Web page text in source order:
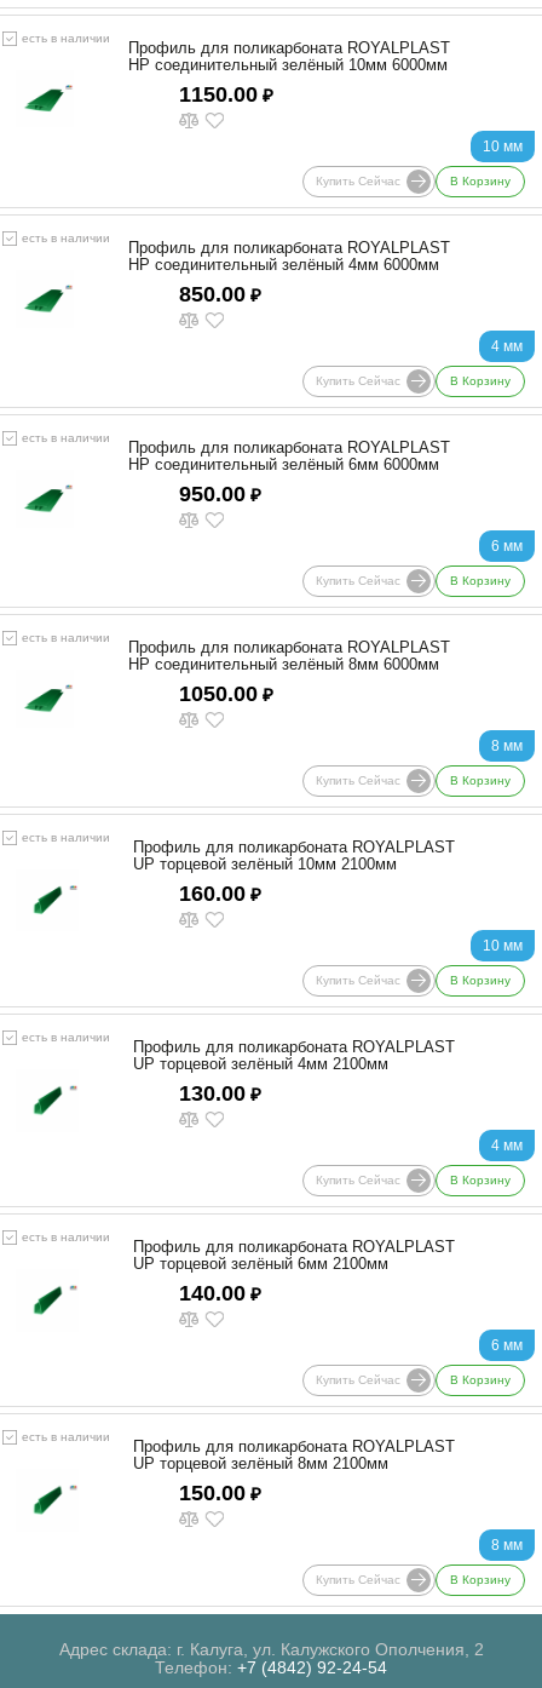
есть в наличии
10 мм
Профиль для поликарбоната ROYALPLAST
HP соединительный зелёный 10мм 6000мм
1150.00 ₽
Купить Сейчас В Корзину
есть в наличии
4 мм
Профиль для поликарбоната ROYALPLAST
HP соединительный зелёный 4мм 6000мм
850.00 ₽
Купить Сейчас В Корзину
есть в наличии
6 мм
Профиль для поликарбоната ROYALPLAST
HP соединительный зелёный 6мм 6000мм
950.00 ₽
Купить Сейчас В Корзину
есть в наличии
8 мм
Профиль для поликарбоната ROYALPLAST
HP соединительный зелёный 8мм 6000мм
1050.00 ₽
Купить Сейчас В Корзину
есть в наличии
10 мм
Профиль для поликарбоната ROYALPLAST
UP торцевой зелёный 10мм 2100мм
160.00 ₽
Купить Сейчас В Корзину
есть в наличии
4 мм
Профиль для поликарбоната ROYALPLAST
UP торцевой зелёный 4мм 2100мм
130.00 ₽
Купить Сейчас В Корзину
есть в наличии
6 мм
Профиль для поликарбоната ROYALPLAST
UP торцевой зелёный 6мм 2100мм
140.00 ₽
Купить Сейчас В Корзину
есть в наличии
8 мм
Профиль для поликарбоната ROYALPLAST
UP торцевой зелёный 8мм 2100мм
150.00 ₽
Купить Сейчас В Корзину
Адрес склада: г. Калуга, ул. Калужского Ополчения, 2
Телефон: +7 (4842) 92-24-54